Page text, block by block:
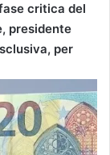
critica del
presidente
per